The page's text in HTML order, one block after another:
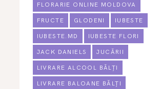
FLORARIE ONLINE MOLDOVA
FRUCTE GLODENI IUBESTE
IUBESTE.MD IUBESTE FLORI
JACK DANIELS JUCĂRII
LIVRARE ALCOOL BĂLȚI
LIVRARE BALOANE BĂLȚI